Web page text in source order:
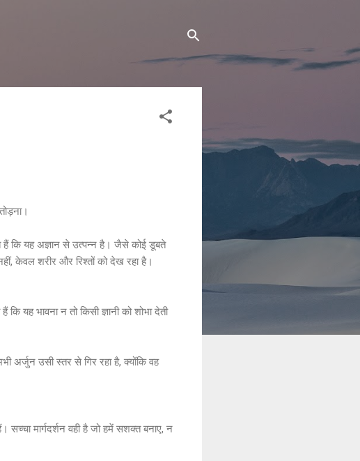
कि यह अज्ञान से उत्पन्न है। जैसे कोई डूबते
केवल शरीर और रिश्तों को देख रहा है।
यह भावना न तो किसी ज्ञानी को शोभा देती
अर्जुन उसी स्तर से गिर रहा है, क्योंकि वह
मार्गदर्शन वही है जो हमें सशक्त बनाए, न